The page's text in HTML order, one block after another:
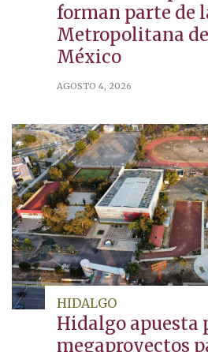
forman parte de
Metropolitana
México
AGOSTO 4, 2026
HIDALGO
Hidalgo apuesta